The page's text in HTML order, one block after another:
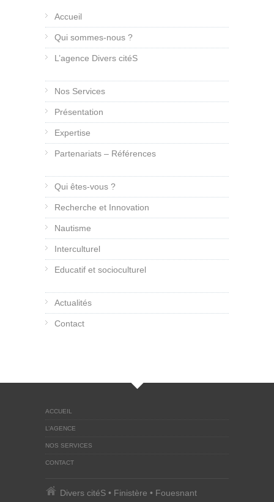
Accueil
Qui sommes-nous ?
L’agence Divers citéS
Nos Services
Présentation
Expertise
Partenariats – Références
Qui êtes-vous ?
Recherche et Innovation
Nautisme
Interculturel
Educatif et socioculturel
Actualités
Contact
ACCUEIL
L’AGENCE
NOS SERVICES
CONTACT
Divers citéS • Finistère • Fouesnant